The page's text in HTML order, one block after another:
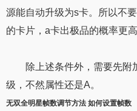
源能自动升级为s卡。所以不
的卡片，a卡出极品的概率更高
除上述条件外，需要先附
级，不然属性还是A。
无双全明星帧数调节方法 如何设置帧数